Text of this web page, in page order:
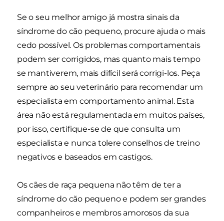
Se o seu melhor amigo já mostra sinais da
síndrome do cão pequeno, procure ajuda o mais
cedo possível. Os problemas comportamentais
podem ser corrigidos, mas quanto mais tempo
se mantiverem, mais difícil será corrigi-los. Peça
sempre ao seu veterinário para recomendar um
especialista em comportamento animal. Esta
área não está regulamentada em muitos países,
por isso, certifique-se de que consulta um
especialista e nunca tolere conselhos de treino
negativos e baseados em castigos.
Os cães de raça pequena não têm de ter a
síndrome do cão pequeno e podem ser grandes
companheiros e membros amorosos da sua